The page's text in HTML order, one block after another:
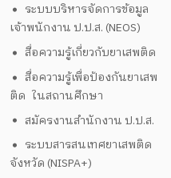
ระบบบริหารจัดการข้อมูล
เจ้าพนักงาน ป.ป.ส. (NEOS)
สื่อความรู้เกี่ยวกับยาเสพติด
สื่อความรู้เพื่อป้องกันยาเสพ
ติด ในสถานศึกษา
สมัครงานสำนักงาน ป.ป.ส.
ระบบสารสนเทศยาเสพติด
จังหวัด (NISPA+)